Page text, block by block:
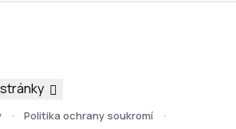
Politika ochrany soukromí